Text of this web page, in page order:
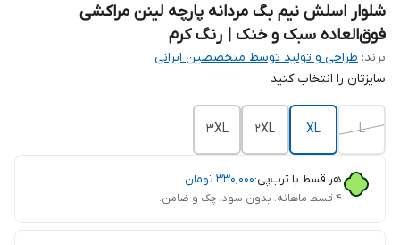
شلوار اسلش نیم بگ مردانه پارچه لینن مراکشی
فوق‌العاده سبک و خنک | رنگ کرم
برند: طراحی و تولید توسط متخصصین ایرانی
سایزتان را انتخاب کنید
L
XL
2XL
3XL
هر قسط با ترب‌پی:۳۳۰٬۰۰۰ تومان
۴ قسط ماهانه. بدون سود، چک و ضامن.